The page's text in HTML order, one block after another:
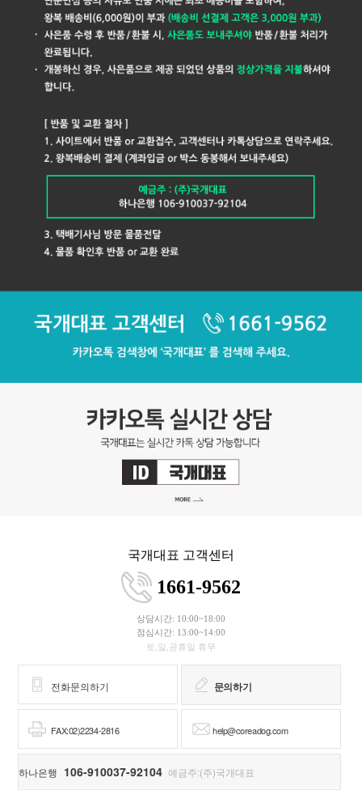
국개대표 고객센터
1661-9562
상담시간: 10:00~18:00
점심시간: 13:00~14:00
토,일,공휴일 휴무
전화문의하기 문의하기
FAX:02)2234-2816 help@coreadog.com
하나은행 106-910037-92104 예금주:(주)국개대표